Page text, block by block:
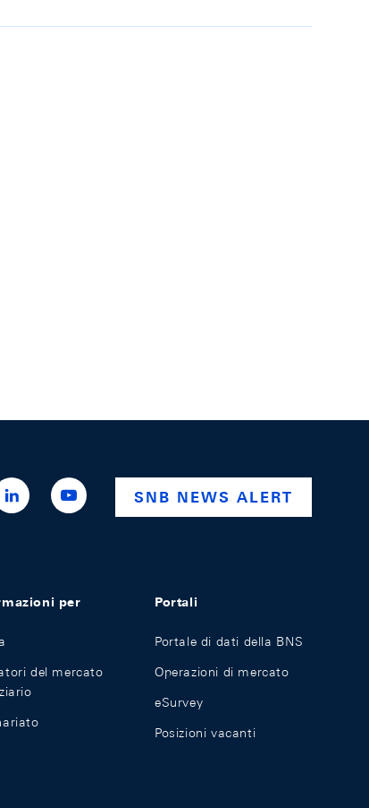
x.com/snb_bns
https://ch.linkedin.com/company/swiss-
national-
https://www.youtube.com/
SNB NEWS ALERT
per
del mercato
Portali
Portale di dati della BNS
Operazioni di mercato
eSurvey
Posizioni vacanti